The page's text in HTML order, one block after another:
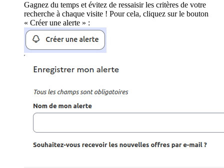
Gagnez du temps et évitez de ressaisir les critères de votre
recherche à chaque visite ! Pour cela, cliquez sur le bouton
« Créer une alerte » :